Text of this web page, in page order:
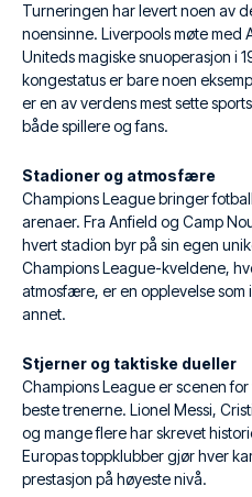
Turneringen har levert noen av
noensinne. Liverpools møte med
Uniteds magiske snuoperasjon i
kongestatus er bare noen
er en av verdens mest sette
både spillere og fans.
Stadioner og atmosfære
Champions League bringer
arenaer. Fra Anfield og Camp
hvert stadion byr på sin egen
Champions League-kveldene,
atmosfære, er en opplevelse som
annet.
Stjerner og taktiske dueller
Champions League er scenen
beste trenerne. Lionel Messi,
og mange flere har skrevet
Europas toppklubber gjør hver
prestasjon på høyeste nivå.